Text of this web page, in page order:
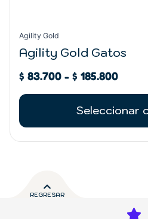
Agility Gold
Agility Gold Gatos
$ 83.700 - $ 185.800
Seleccionar
REGRESAR